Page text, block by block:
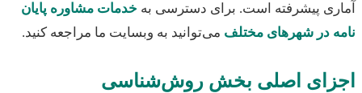
پیشرفته است. برای دسترسی بهخدمات مشاوره پایان
در شهرهای مختلفمی‌توانید به وبسایت ما مراجعه کنید.
اصلی بخش روش‌شناسی